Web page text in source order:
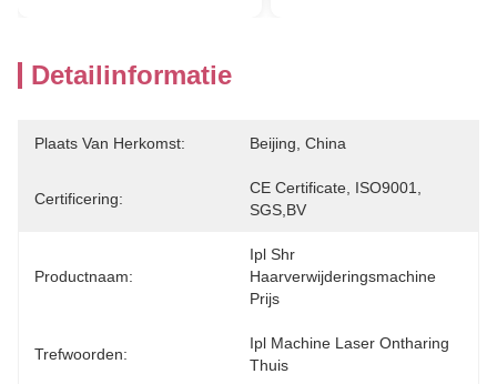
Detailinformatie
Plaats Van Herkomst: Beijing, China
Certificering:
CE Certificate, ISO9001,
SGS,BV
Productnaam:
Ipl Shr
Haarverwijderingsmachine
Prijs
Trefwoorden:
Ipl Machine Laser Ontharing
Thuis